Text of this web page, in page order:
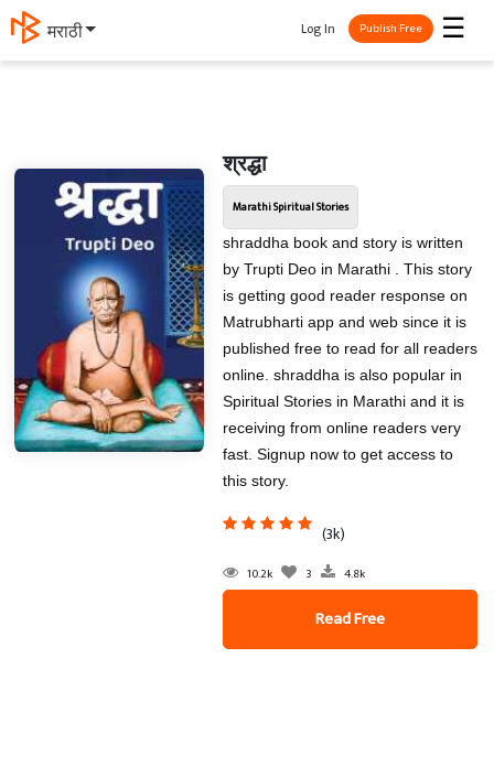
मराठी ☰
Log In Publish Free
श्रद्धा
Marathi Spiritual Stories
shraddha book and story is written
by Trupti Deo in Marathi . This story
is getting good reader response on
Matrubharti app and web since it is
published free to read for all readers
online. shraddha is also popular in
Spiritual Stories in Marathi and it is
receiving from online readers very
fast. Signup now to get access to
this story.
(3k)
10.2k 3 4.8k
Read Free